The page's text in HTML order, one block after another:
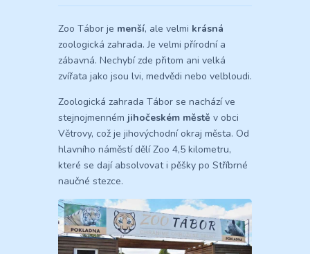
Zoo Tábor je menší, ale velmi krásná
zoologická zahrada. Je velmi přírodní a
zábavná. Nechybí zde přitom ani velká
zvířata jako jsou lvi, medvědi nebo velbloudi.
Zoologická zahrada Tábor se nachází ve
stejnojmenném jihočeském městě v obci
Větrovy, což je jihovýchodní okraj města. Od
hlavního náměstí dělí Zoo 4,5 kilometru,
které se dají absolvovat i pěšky po Stříbrné
naučné stezce.